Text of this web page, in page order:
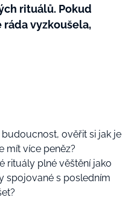
rituálů. Pokud
ráda vyzkoušela,
ověřit si jak je
mít více peněz?
rituály plné věštění jako
spojované s posledním